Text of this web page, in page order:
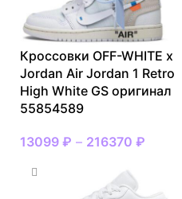
Кроссовки OFF-WHITE x
Jordan Air Jordan 1 Retro
High White GS оригинал
55854589
13099 ₽ – 216370 ₽